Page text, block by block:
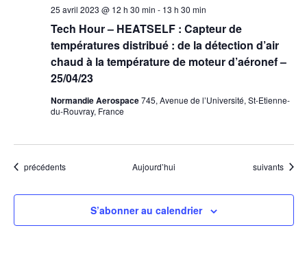
Tech Hour – HEATSELF : Capteur de
températures distribué : de la détection d’air
chaud à la température de moteur d’aéronef –
25/04/23
25 avril 2023 @ 12 h 30 min - 13 h 30 min
Normandie Aerospace745, Avenue de l’Université, St-Etienne-
du-Rouvray, France
Évènements
précédents Aujourd’hui Évènements
suivants
S’abonner au calendrier